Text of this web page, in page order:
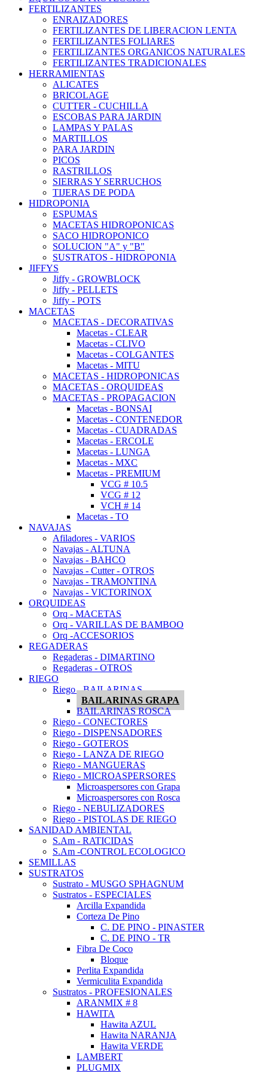
FERTILIZANTES
ENRAIZADORES
FERTILIZANTES DE LIBERACION LENTA
FERTILIZANTES FOLIARES
FERTILIZANTES ORGANICOS NATURALES
FERTILIZANTES TRADICIONALES
HERRAMIENTAS
ALICATES
BRICOLAGE
CUTTER - CUCHILLA
ESCOBAS PARA JARDIN
LAMPAS Y PALAS
MARTILLOS
PARA JARDIN
PICOS
RASTRILLOS
SIERRAS Y SERRUCHOS
TIJERAS DE PODA
HIDROPONIA
ESPUMAS
MACETAS HIDROPONICAS
SACO HIDROPONICO
SOLUCION "A" y "B"
SUSTRATOS - HIDROPONIA
JIFFYS
Jiffy - GROWBLOCK
Jiffy - PELLETS
Jiffy - POTS
MACETAS
MACETAS - DECORATIVAS
Macetas - CLEAR
Macetas - CLIVO
Macetas - COLGANTES
Macetas - MITU
MACETAS - HIDROPONICAS
MACETAS - ORQUIDEAS
MACETAS - PROPAGACION
Macetas - BONSAI
Macetas - CONTENEDOR
Macetas - CUADRADAS
Macetas - ERCOLE
Macetas - LUNGA
Macetas - MXC
Macetas - PREMIUM
VCG # 10.5
VCG # 12
VCH # 14
Macetas - TO
NAVAJAS
Afiladores - VARIOS
Navajas - ALTUNA
Navajas - BAHCO
Navajas - Cutter - OTROS
Navajas - TRAMONTINA
Navajas - VICTORINOX
ORQUIDEAS
Orq - MACETAS
Orq - VARILLAS DE BAMBOO
Orq -ACCESORIOS
REGADERAS
Regaderas - DIMARTINO
Regaderas - OTROS
RIEGO
Riego - BAILARINAS
BAILARINAS GRAPA
BAILARINAS ROSCA
Riego - CONECTORES
Riego - DISPENSADORES
Riego - GOTEROS
Riego - LANZA DE RIEGO
Riego - MANGUERAS
Riego - MICROASPERSORES
Microaspersores con Grapa
Microaspersores con Rosca
Riego - NEBULIZADORES
Riego - PISTOLAS DE RIEGO
SANIDAD AMBIENTAL
S.Am - RATICIDAS
S.Am -CONTROL ECOLOGICO
SEMILLAS
SUSTRATOS
Sustrato - MUSGO SPHAGNUM
Sustratos - ESPECIALES
Arcilla Expandida
Corteza De Pino
C. DE PINO - PINASTER
C. DE PINO - TR
Fibra De Coco
Bloque
Perlita Expandida
Vermiculita Expandida
Sustratos - PROFESIONALES
ARANMIX # 8
HAWITA
Hawita AZUL
Hawita NARANJA
Hawita VERDE
LAMBERT
PLUGMIX